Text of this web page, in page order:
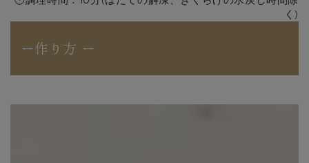
く)
ー作り方 ー